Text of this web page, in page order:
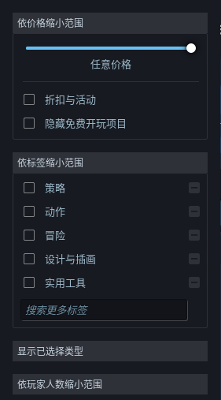
登录
关于
客服
依价格缩小范围
任意价格
折扣与活动
隐藏免费开玩项目
依标签缩小范围
策略
动作
冒险
设计与插画
实用工具
免费开玩
角色扮演
大型多人在线
独立
显示已选择类型
依玩家人数缩小范围
发行商: Beijing Jiao Dian Chuang Yi digital
排序依据 相关性
0 个匹配的搜索结果。